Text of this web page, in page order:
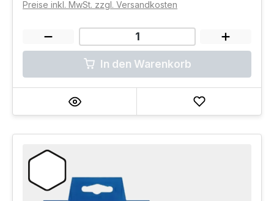
Preise inkl. MwSt. zzgl. Versandkosten
In den Warenkorb